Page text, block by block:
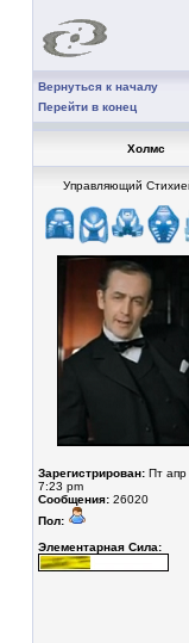
Вернуться к началу
Перейти в конец
Холмс
Управляющий
Зарегистрирован: Пт
7:23 pm
Сообщения: 26020
Пол:
Элементарная Сила: